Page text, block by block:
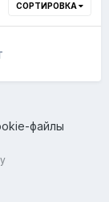
СОРТИРОВКА
файлы